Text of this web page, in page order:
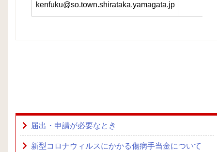
kenfuku@so.town.shirataka.yamagata.jp
届出・申請が必要なとき
新型コロナウィルスにかかる傷病手当金について